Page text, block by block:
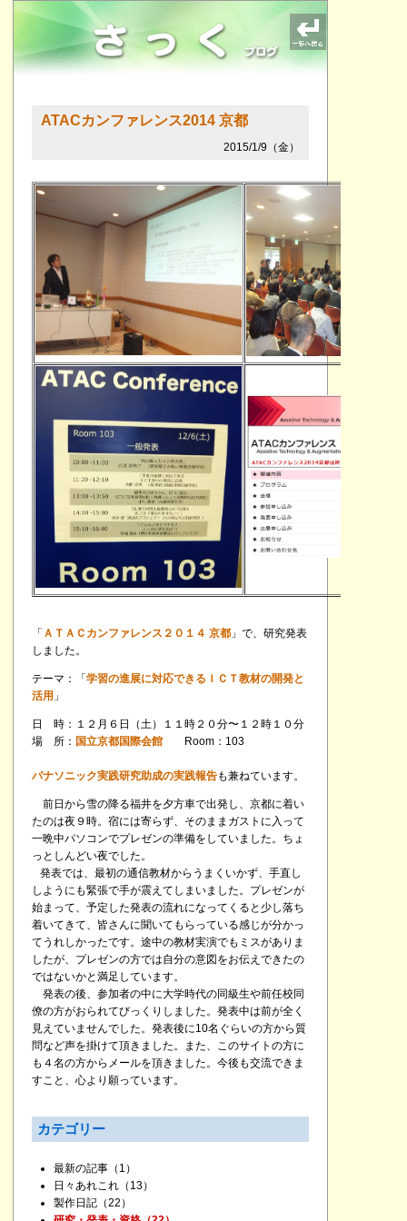
ATACカンファレンス2014 京都
2015/1/9（金）
「 ＡＴＡＣカンファレンス２０１４ 京都 」で、研究発表
しました。
テーマ：「 学習の進展に対応できるＩＣＴ教材の開発と
活用 」
日 時：１２月６日（土）１１時２０分〜１２時１０分
場 所： 国立京都国際会館 Room：103
パナソニック実践研究助成の実践報告も兼ねています。
前日から雪の降る福井を夕方車で出発し、京都に着い
たのは夜９時。宿には寄らず、そのままガストに入って
一晩中パソコンでプレゼンの準備をしていました。ちょ
っとしんどい夜でした。
発表では、最初の通信教材からうまくいかず、手直し
しようにも緊張で手が震えてしまいました。プレゼンが
始まって、予定した発表の流れになってくると少し落ち
着いてきて、皆さんに聞いてもらっている感じが分かっ
てうれしかったです。途中の教材実演でもミスがありま
したが、プレゼンの方では自分の意図をお伝えできたの
ではないかと満足しています。
発表の後、参加者の中に大学時代の同級生や前任校同
僚の方がおられてびっくりしました。発表中は前が全く
見えていませんでした。発表後に10名ぐらいの方から質
問など声を掛けて頂きました。また、このサイトの方に
も４名の方からメールを頂きました。今後も交流できま
すこと、心より願っています。
カテゴリー
最新の記事 （1）
日々あれこれ （13）
製作日記 （22）